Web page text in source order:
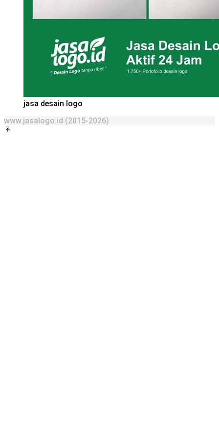
jasa desain logo
www.jasalogo.id (2015-2026)